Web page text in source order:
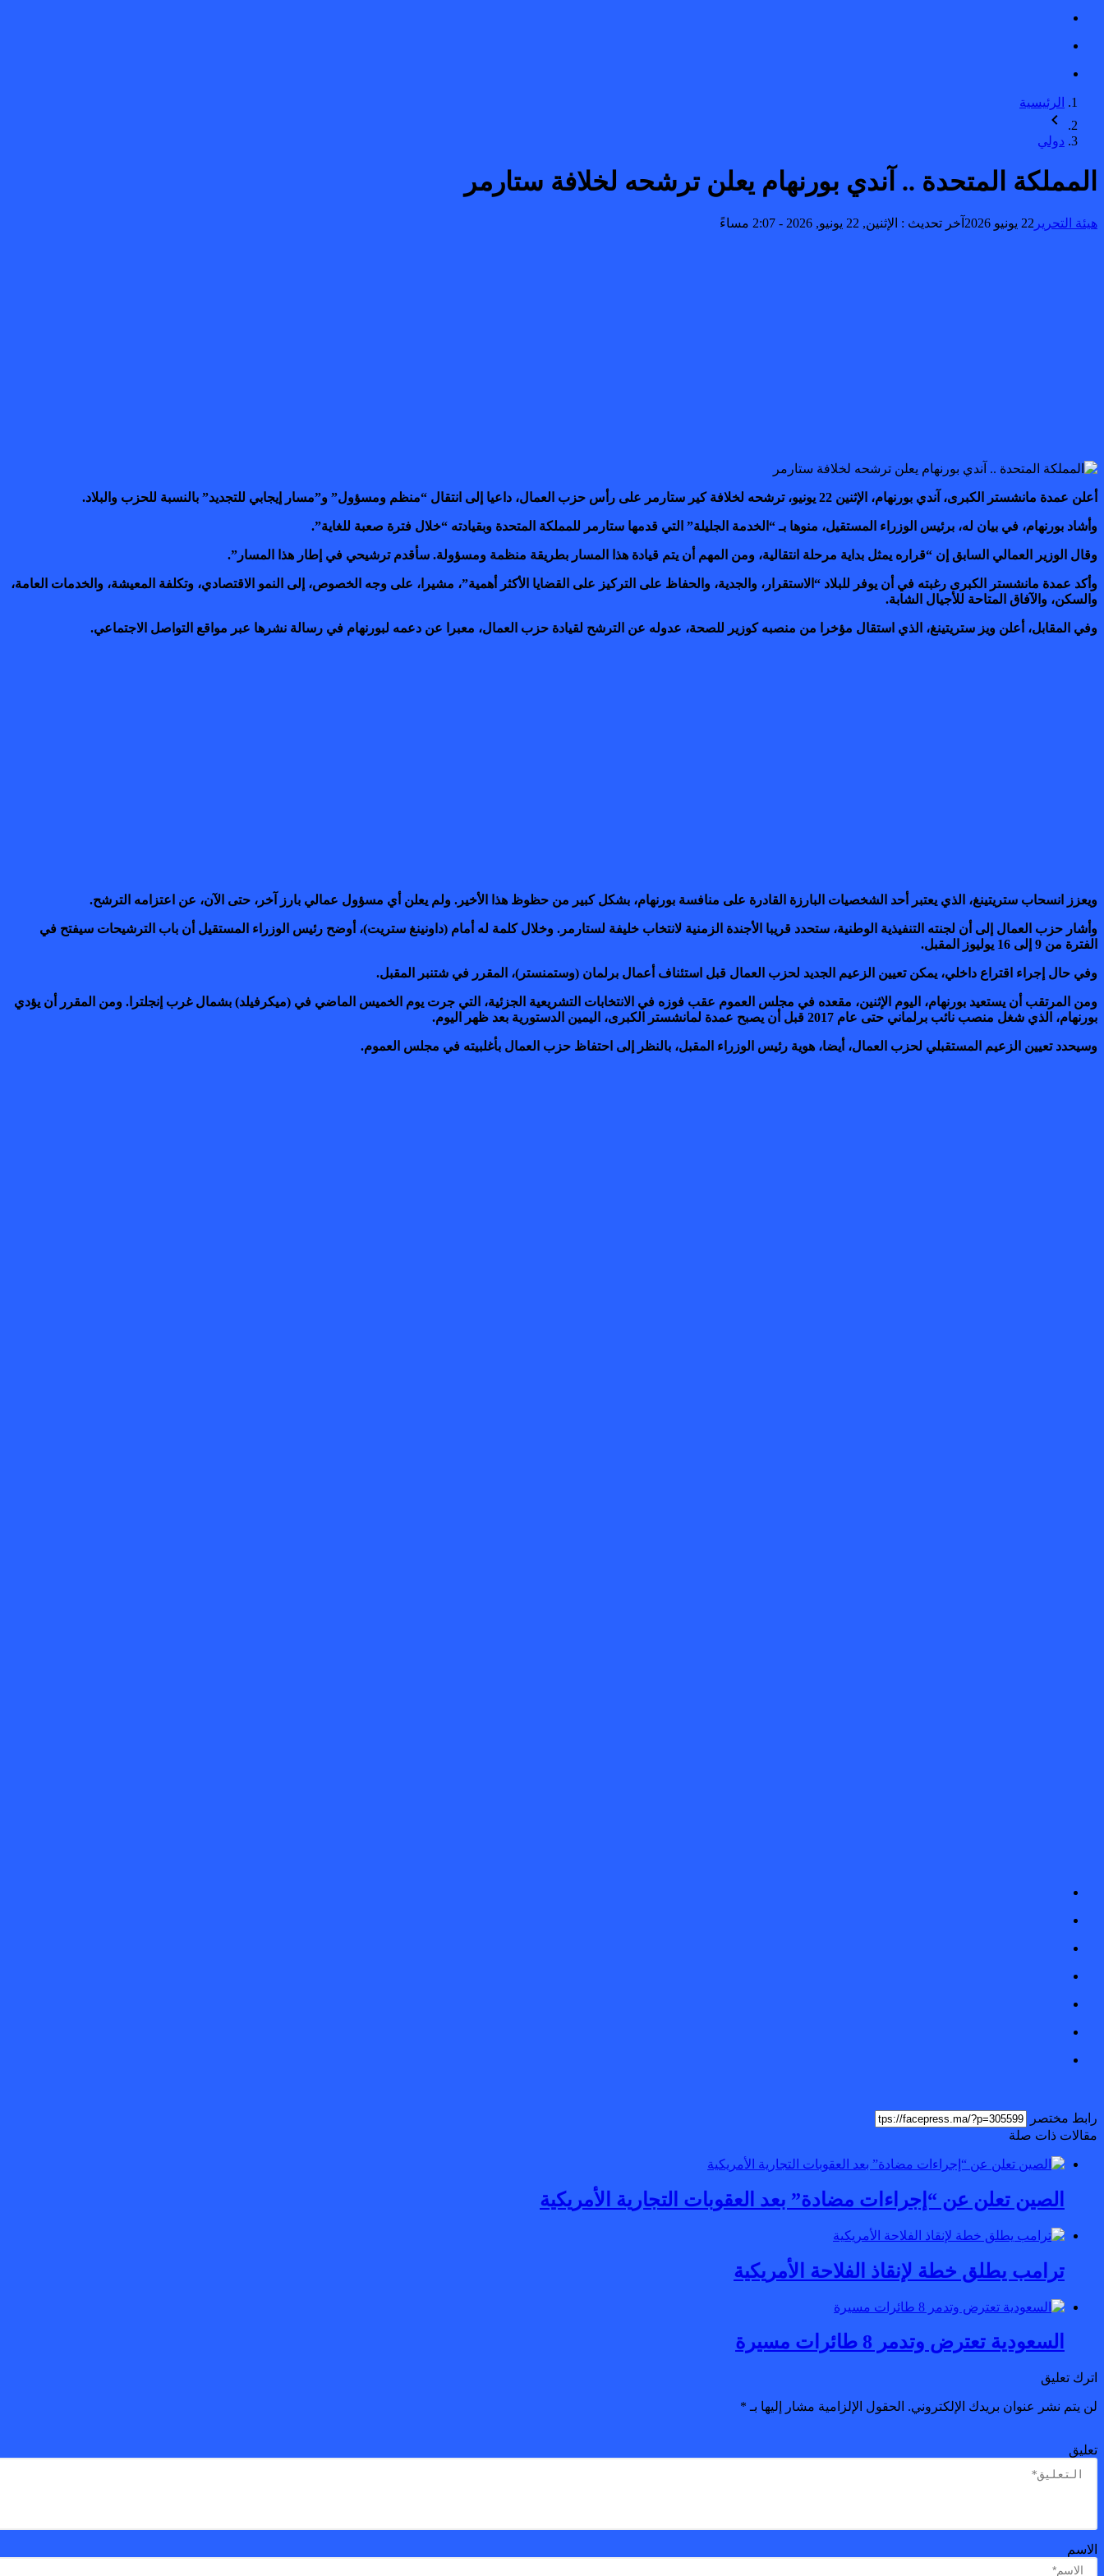
الرئيسية
دولي
المملكة المتحدة .. آندي بورنهام يعلن ترشحه لخلافة ستارمر
هيئة التحرير 22 يونيو 2026 آخر تحديث : الإثنين, 22 يونيو, 2026 - 2:07 مساءً
أعلن عمدة مانشستر الكبرى، آندي بورنهام، الإثنين 22 يونيو، ترشحه لخلافة كير ستارمر على رأس حزب العمال، داعيا إلى انتقال “منظم ومسؤول” و”مسار إيجابي للتجديد” بالنسبة للحزب والبلاد.
وأشاد بورنهام، في بيان له، برئيس الوزراء المستقيل، منوها بـ “الخدمة الجليلة” التي قدمها ستارمر للمملكة المتحدة وبقيادته “خلال فترة صعبة للغاية”.
وقال الوزير العمالي السابق إن “قراره يمثل بداية مرحلة انتقالية، ومن المهم أن يتم قيادة هذا المسار بطريقة منظمة ومسؤولة. سأقدم ترشيحي في إطار هذا المسار”.
وأكد عمدة مانشستر الكبرى رغبته في أن يوفر للبلاد “الاستقرار، والجدية، والحفاظ على التركيز على القضايا الأكثر أهمية”، مشيرا، على وجه الخصوص، إلى النمو الاقتصادي، وتكلفة المعيشة، والخدمات العامة،
والسكن، والآفاق المتاحة للأجيال الشابة.
وفي المقابل، أعلن ويز ستريتينغ، الذي استقال مؤخرا من منصبه كوزير للصحة، عدوله عن الترشح لقيادة حزب العمال، معبرا عن دعمه لبورنهام في رسالة نشرها عبر مواقع التواصل الاجتماعي.
ويعزز انسحاب ستريتينغ، الذي يعتبر أحد الشخصيات البارزة القادرة على منافسة بورنهام، بشكل كبير من حظوظ هذا الأخير. ولم يعلن أي مسؤول عمالي بارز آخر، حتى الآن، عن اعتزامه الترشح.
وأشار حزب العمال إلى أن لجنته التنفيذية الوطنية، ستحدد قريبا الأجندة الزمنية لانتخاب خليفة لستارمر. وخلال كلمة له أمام (داونينغ ستريت)، أوضح رئيس الوزراء المستقيل أن باب الترشيحات سيفتح في
الفترة من 9 إلى 16 يوليوز المقبل.
وفي حال إجراء اقتراع داخلي، يمكن تعيين الزعيم الجديد لحزب العمال قبل استئناف أعمال برلمان (وستمنستر)، المقرر في شتنبر المقبل.
ومن المرتقب أن يستعيد بورنهام، اليوم الإثنين، مقعده في مجلس العموم عقب فوزه في الانتخابات التشريعية الجزئية، التي جرت يوم الخميس الماضي في (ميكرفيلد) بشمال غرب إنجلترا. ومن المقرر أن يؤدي
بورنهام، الذي شغل منصب نائب برلماني حتى عام 2017 قبل أن يصبح عمدة لمانشستر الكبرى، اليمين الدستورية بعد ظهر اليوم.
وسيحدد تعيين الزعيم المستقبلي لحزب العمال، أيضا، هوية رئيس الوزراء المقبل، بالنظر إلى احتفاظ حزب العمال بأغلبيته في مجلس العموم.
رابط مختصر
مقالات ذات صلة
الصين تعلن عن “إجراءات مضادة” بعد العقوبات التجارية الأمريكية
ترامب يطلق خطة لإنقاذ الفلاحة الأمريكية
السعودية تعترض وتدمر 8 طائرات مسيرة
اترك تعليق
لن يتم نشر عنوان بريدك الإلكتروني. الحقول الإلزامية مشار إليها بـ *
تعليق
الاسم